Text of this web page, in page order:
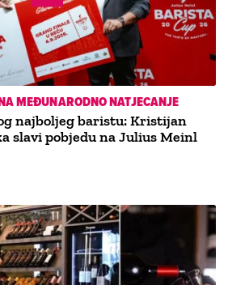
MEĐUNARODNO NATJECANJE
najboljeg baristu: Kristijan
slavi pobjedu na Julius Meinl